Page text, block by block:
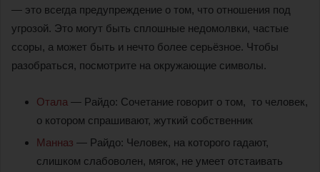
— это всегда предупреждение о том, что отношения под
угрозой. Это могут быть сплошные недомолвки, частые
ссоры, а может быть и нечто более серьёзное. Чтобы
разобраться, посмотрите на окружающие символы.
Отала — Райдо: Сочетание говорит о том, то человек,
о котором спрашивают, жуткий собственник
Манназ — Райдо: Человек, на которого гадают,
слишком слабоволен, мягок, не умеет отстаивать